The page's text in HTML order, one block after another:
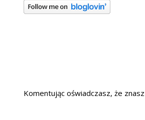
Komentując oświadczasz, że znasz